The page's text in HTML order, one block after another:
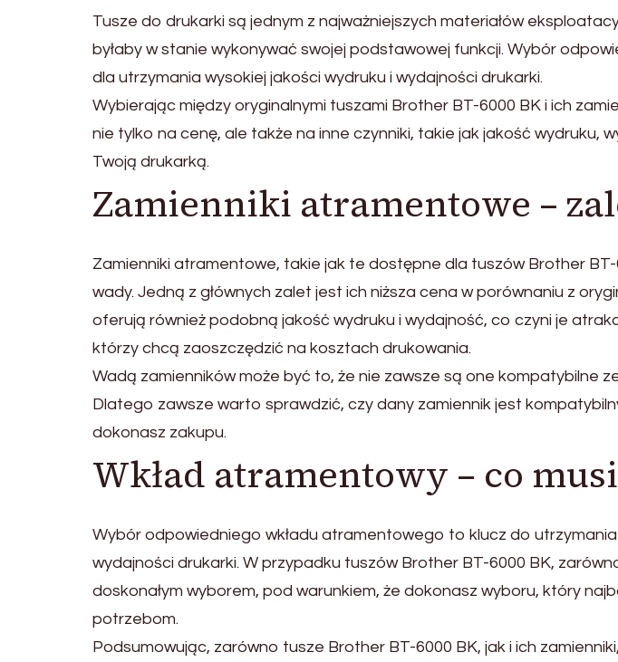
Tusze do drukarki są jednym z najważniejszych materiałów
byłaby w stanie wykonywać swojej podstawowej funkcji. Wybór
dla utrzymania wysokiej jakości wydruku i wydajności drukarki.
Wybierając między oryginalnymi tuszami Brother BT-6000 BK i ich
nie tylko na cenę, ale także na inne czynniki, takie jak jakość wydruku,
Twoją drukarką.
Zamienniki atramentowe –
Zamienniki atramentowe, takie jak te dostępne dla tuszów Brother BT-
wady. Jedną z głównych zalet jest ich niższa cena w porównaniu z
oferują również podobną jakość wydruku i wydajność, co czyni je
którzy chcą zaoszczędzić na kosztach drukowania.
Wadą zamienników może być to, że nie zawsze są one kompatybilne
Dlatego zawsze warto sprawdzić, czy dany zamiennik jest
dokonasz zakupu.
Wkład atramentowy – co
Wybór odpowiedniego wkładu atramentowego to klucz do utrzymania
wydajności drukarki. W przypadku tuszów Brother BT-6000 BK,
doskonałym wyborem, pod warunkiem, że dokonasz wyboru, który
potrzebom.
Podsumowując, zarówno tusze Brother BT-6000 BK, jak i ich